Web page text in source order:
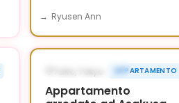
Ryusen Ann
DISPONIBILE ORA
‹ ›
Taito, Tokyo APPARTAMENTO
Appartamento